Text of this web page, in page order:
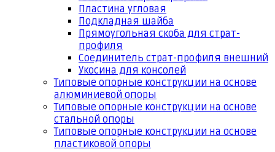
Пластина угловая
Подкладная шайба
Прямоугольная скоба для страт-
профиля
Соединитель страт-профиля внешний
Укосина для консолей
Типовые опорные конструкции на основе
алюминиевой опоры
Типовые опорные конструкции на основе
стальной опоры
Типовые опорные конструкции на основе
пластиковой опоры